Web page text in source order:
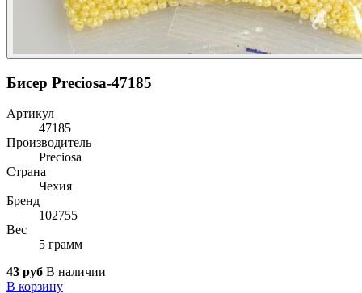
Бисер Preciosa-47185
Артикул
47185
Производитель
Preciosa
Страна
Чехия
Бренд
102755
Вес
5 грамм
43 руб В наличии
В корзину